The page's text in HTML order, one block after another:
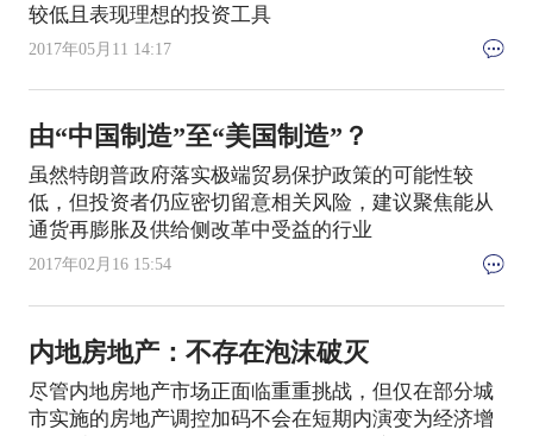
较低且表现理想的投资工具
2017年05月11 14:17
由“中国制造”至“美国制造”？
虽然特朗普政府落实极端贸易保护政策的可能性较
低，但投资者仍应密切留意相关风险，建议聚焦能从
通货再膨胀及供给侧改革中受益的行业
2017年02月16 15:54
内地房地产：不存在泡沫破灭
尽管内地房地产市场正面临重重挑战，但仅在部分城
市实施的房地产调控加码不会在短期内演变为经济增